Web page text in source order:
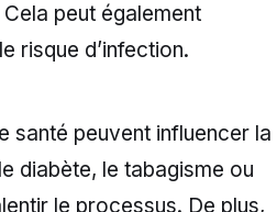
peut également
risque d’infection.
santé peuvent influencer la
diabète, le tabagisme ou
le processus. De plus,